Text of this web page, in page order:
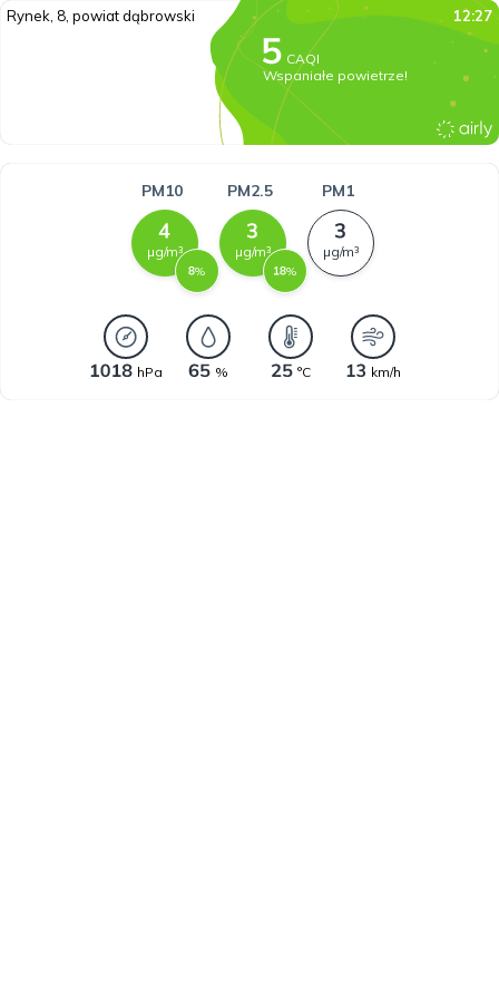
Rynek, 8, powiat dąbrowski 12:27
CAQI
Wspaniałe powietrze!
PM10
µg/m³
%
PM2.5
µg/m³
%
PM1
µg/m³
hPa % °C km/h